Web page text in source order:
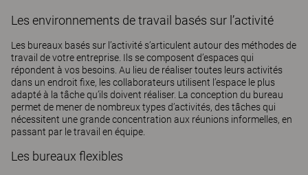
Les environnements de travail basés sur l’activité
Les bureaux basés sur l’activité s’articulent autour des méthodes de
travail de votre entreprise. Ils se composent d’espaces qui
répondent à vos besoins. Au lieu de réaliser toutes leurs activités
dans un endroit fixe, les collaborateurs utilisent l’espace le plus
adapté à la tâche qu’ils doivent réaliser. La conception du bureau
permet de mener de nombreux types d’activités, des tâches qui
nécessitent une grande concentration aux réunions informelles, en
passant par le travail en équipe.
Les bureaux flexibles